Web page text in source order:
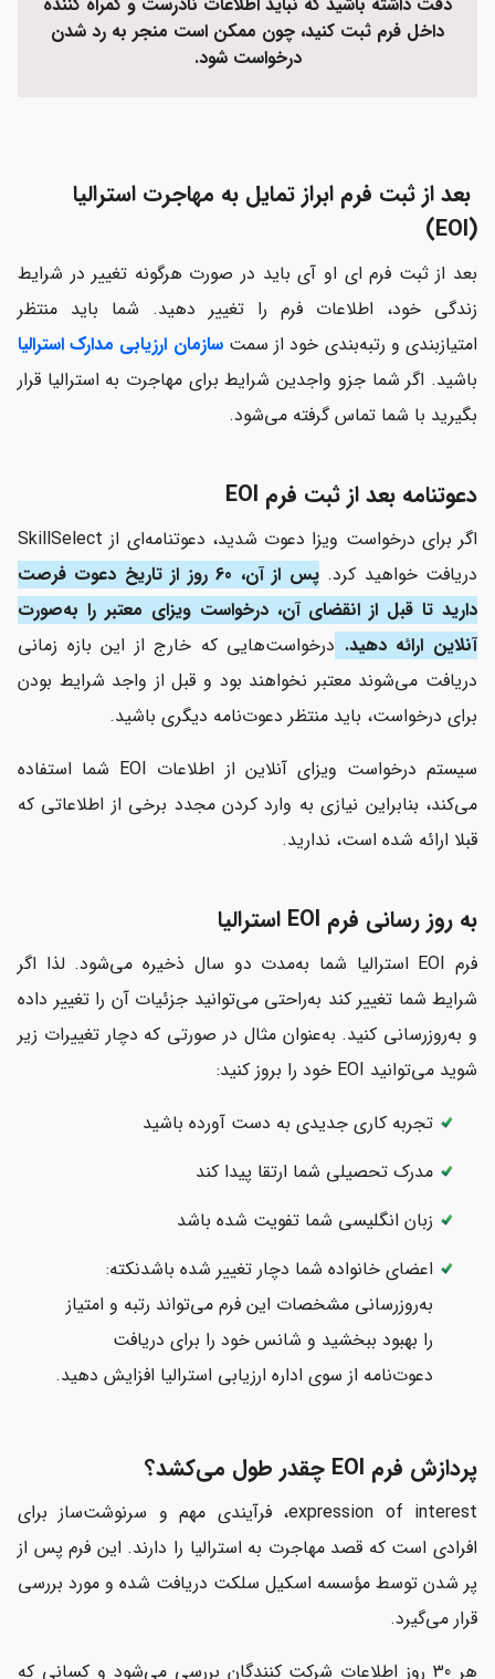
داخل فرم ثبت کنید، چون ممکن است منجر به رد شدن
درخواست شود.
بعد از ثبت فرم ابراز تمایل به مهاجرت استرالیا
(EOI)
بعد از ثبت فرم ای او آی باید در صورت هرگونه تغییر در شرایط
زندگی خود، اطلاعات فرم را تغییر دهید. شما باید منتظر
امتیازبندی و رتبه‌بندی خود از سمتسازمان ارزیابی مدارک استرالیا
باشید. اگر شما جزو واجدین شرایط برای مهاجرت به استرالیا قرار
بگیرید با شما تماس گرفته می‌شود.
دعوتنامه بعد از ثبت فرم EOI
اگر برای درخواست ویزا دعوت شدید، دعوتنامه‌ای از SkillSelect
دریافت خواهید کرد.
پس از آن، 60 روز از تاریخ دعوت فرصت
دارید تا قبل از انقضای آن، درخواست ویزای معتبر را به‌صورت
آنلاین ارائه دهید. درخواست‌هایی که خارج از این بازه زمانی
دریافت می‌شوند معتبر نخواهند بود و قبل از واجد شرایط بودن
برای درخواست، باید منتظر دعوت‌نامه دیگری باشید.
سیستم درخواست ویزای آنلاین از اطلاعات EOI شما استفاده
می‌کند، بنابراین نیازی به وارد کردن مجدد برخی از اطلاعاتی که
قبلا ارائه شده است، ندارید.
به روز رسانی فرم EOI استرالیا
فرم EOI استرالیا شما به‌مدت دو سال ذخیره می‌شود. لذا اگر
شرایط شما تغییر کند به‌راحتی می‌توانید جزئیات آن را تغییر داده
و به‌روزرسانی کنید. به‌عنوان مثال در صورتی که دچار تغییرات زیر
شوید می‌توانید EOI خود را بروز کنید:
تجربه کاری جدیدی به دست آورده باشید
مدرک تحصیلی شما ارتقا پیدا کند
زبان انگلیسی شما تفویت شده باشد
اعضای خانواده شما دچار تغییر شده باشدنکته:
به‌روزرسانی مشخصات این فرم می‌تواند رتبه و امتیاز
را بهبود ببخشید و شانس خود را برای دریافت
دعوت‌نامه از سوی اداره ارزیابی استرالیا افزایش دهید.
پردازش فرم EOI چقدر طول می‌کشد؟
expression of interest، فرآیندی مهم و سرنوشت‌ساز برای
افرادی است که قصد مهاجرت به استرالیا را دارند. این فرم پس از
پر شدن توسط مؤسسه اسکیل سلکت دریافت شده و مورد بررسی
قرار می‌گیرد.
هر 30 روز اطلاعات شرکت کنندگان بررسی می‌شود و کسانی که